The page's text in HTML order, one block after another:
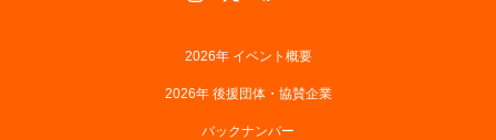
2026年 イベント概要
2026年 後援団体・協賛企業
バックナンバー